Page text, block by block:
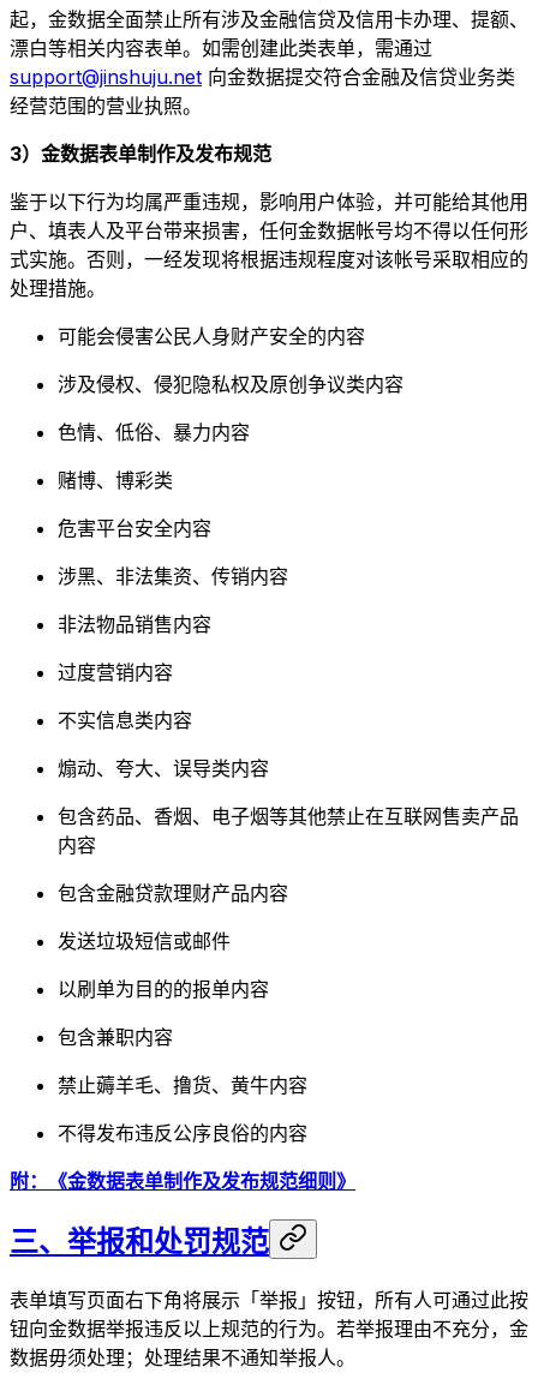
起，金数据全面禁止所有涉及金融信贷及信用卡办理、提额、
漂白等相关内容表单。如需创建此类表单，需通过
support@jinshuju.net 向金数据提交符合金融及信贷业务类
经营范围的营业执照。
3）金数据表单制作及发布规范
鉴于以下行为均属严重违规，影响用户体验，并可能给其他用
户、填表人及平台带来损害，任何金数据帐号均不得以任何形
式实施。否则，一经发现将根据违规程度对该帐号采取相应的
处理措施。
可能会侵害公民人身财产安全的内容
涉及侵权、侵犯隐私权及原创争议类内容
色情、低俗、暴力内容
赌博、博彩类
危害平台安全内容
涉黑、非法集资、传销内容
非法物品销售内容
过度营销内容
不实信息类内容
煽动、夸大、误导类内容
包含药品、香烟、电子烟等其他禁止在互联网售卖产品
内容
包含金融贷款理财产品内容
发送垃圾短信或邮件
以刷单为目的的报单内容
包含兼职内容
禁止薅羊毛、撸货、黄牛内容
不得发布违反公序良俗的内容
附：《金数据表单制作及发布规范细则》
三、举报和处罚规范
表单填写页面右下角将展示「举报」按钮，所有人可通过此按
钮向金数据举报违反以上规范的行为。若举报理由不充分，金
数据毋须处理；处理结果不通知举报人。